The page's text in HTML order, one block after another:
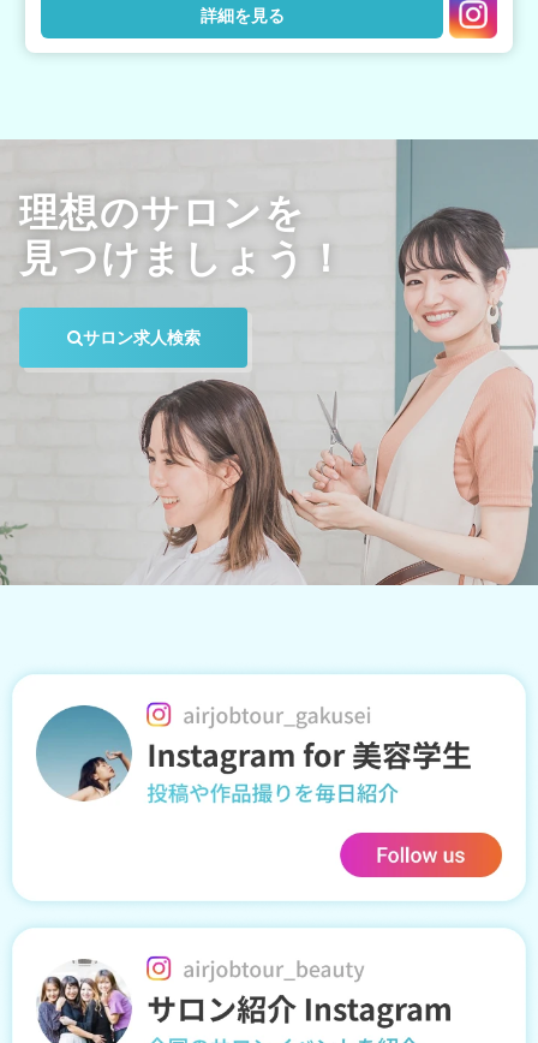
詳細を見る
理想のサロンを
見つけましょう！
サロン求人検索